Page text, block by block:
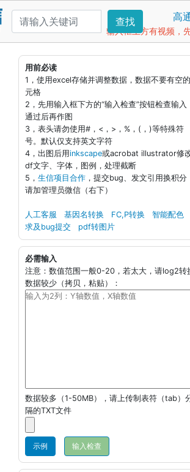
查找 高
输入框上方有视频，
用前必读
1，使用excel存储并调整数据，数据不要有空
元格
2，先用输入框下方的“输入检查”按钮检查输入
通过后再作图
3，表头请勿使用#，<，>，%，(，)等特殊符
号。默认仅支持英文字符
4，出图后用inkscape或acrobat illustrator修
df文字、字体，图例，处理截断
5， 生信项目合作 ，提交bug、发文引用换积分
请加管理员微信（右下）
人工客服 基因名转换 FC,P转换
智能配色
求及bug提交
pdf转图片
必需输入
注意：数值范围一般0-20，若太大，请log2转
数据较少（拷贝，粘贴）：
数据较多（1-50MB），请上传制表符（tab）
隔的TXT文件
示例